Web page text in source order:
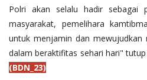
Polri akan selalu hadir sebagai
masyarakat, pemelihara
untuk menjamin dan mewujudkan
dalam beraktifitas sehari hari" tutup
(BDN_23)